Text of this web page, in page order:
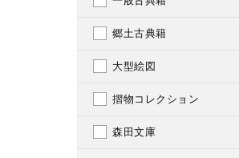
1877
1878
1879
1880
1881
郷土古典籍
大型絵図
摺物コレクション
森田文庫